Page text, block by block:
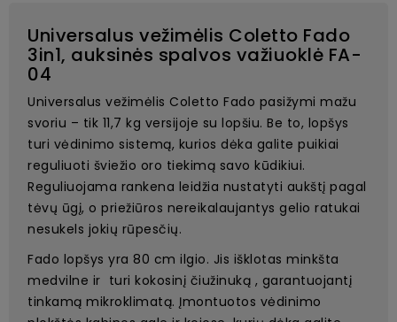
Universalus vežimėlis Coletto Fado
3in1, auksinės spalvos važiuoklė FA-
04
Universalus vežimėlis Coletto Fado pasižymi mažu
svoriu – tik 11,7 kg versijoje su lopšiu. Be to, lopšys
turi vėdinimo sistemą, kurios dėka galite puikiai
reguliuoti šviežio oro tiekimą savo kūdikiui.
Reguliuojama rankena leidžia nustatyti aukštį pagal
tėvų ūgį, o priežiūros nereikalaujantys gelio ratukai
nesukels jokių rūpesčių.
Fado lopšys yra 80 cm ilgio. Jis išklotas minkšta
medvilne ir turi kokosinį čiužinuką , garantuojantį
tinkamą mikroklimatą. Įmontuotos vėdinimo